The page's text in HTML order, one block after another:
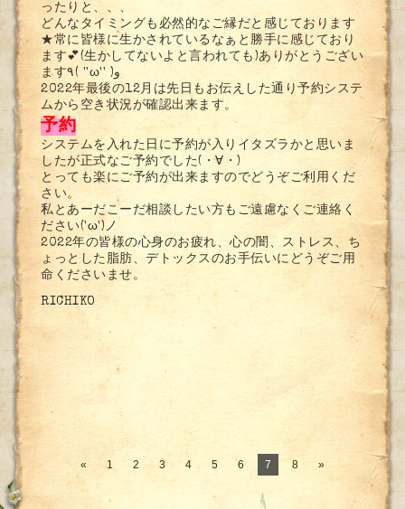
ったりと、、、
どんなタイミングも必然的なご縁だと感じております
★常に皆様に生かされているなぁと勝手に感じており
ます💕(生かしてないよと言われても)ありがとうござい
ます٩( ''ω'' )و
2022年最後の12月は先日もお伝えした通り予約システ
ムから空き状況が確認出来ます。
予約
システムを入れた日に予約が入りイタズラかと思いま
したが正式なご予約でした(・∀・)
とっても楽にご予約が出来ますのでどうぞご利用くだ
さい。
私とあーだこーだ相談したい方もご遠慮なくご連絡く
ださい('ω')ノ
2022年の皆様の心身のお疲れ、心の闇、ストレス、ち
ょっとした脂肪、デトックスのお手伝いにどうぞご用
命くださいませ。
RICHIKO
« 1 2 3 4 5 6 7 8 »